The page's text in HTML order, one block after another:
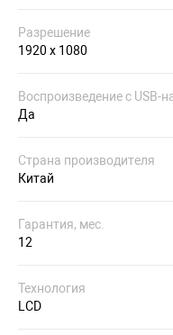
Разрешение
1920 х 1080
Воспроизведение с USB-
Да
Страна производителя
Китай
Гарантия, мес.
12
Технология
LCD